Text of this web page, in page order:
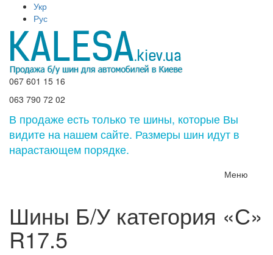
Укр
Рус
067 601 15 16
063 790 72 02
В продаже есть только те шины, которые Вы
видите на нашем сайте. Размеры шин идут в
нарастающем порядке.
Меню
Шины Б/У категория «С»
R17.5